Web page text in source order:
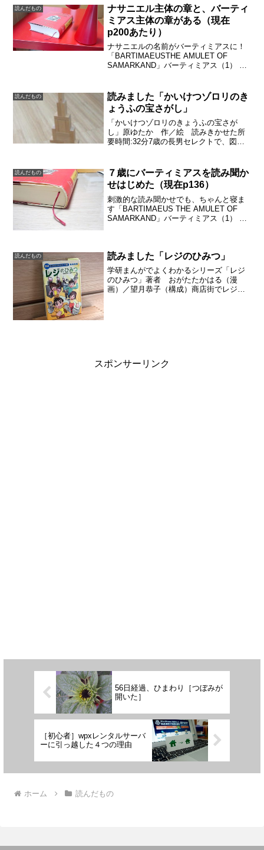
物のイニシャルはみんな「N」でしたか
ら、見る前は、真...
読んだもの
ナサニエル主体の章と、バーティ
ミアス主体の章がある（現在
p200あたり）
ナサニエルの名前がバーティミアスに！
「BARTIMAEUSTHE AMULET OF
SAMARKAND」バーティミアス（1） ジ
がんばれ、と応援しています。致命的
な...
読んだもの
読みました「かいけつゾロリのき
ょうふの宝さがし」
「かいけつゾロリのきょうふの宝さが
し」原ゆたか 作／絵 読みきかせた所
要時間:32分7歳の長男セレクトで、図書
さがしテーマは面白いようです。また、
蓄光性のインクを使って...
読んだもの
７歳にバーティミアスを読み聞か
せはじめた（現在p136）
刺激的な読み聞かせでも、ちゃんと寝ま
す「BARTIMAEUS THE AMULET OF
SAMARKAND」バーティミアス（1） ジ
読んだもの 読みました「レジのひみつ」
学研まんがでよくわかるシリーズ「レジ
のひみつ」著者 おがたたかはる（漫
画）／望月恭子（構成）商店街でレジを
スポンサーリンク
56日経過、ひまわり［つぼみが
開いた］
［初心者］wpxレンタルサーバ
ーに引っ越した４つの理由
ホーム 読んだもの